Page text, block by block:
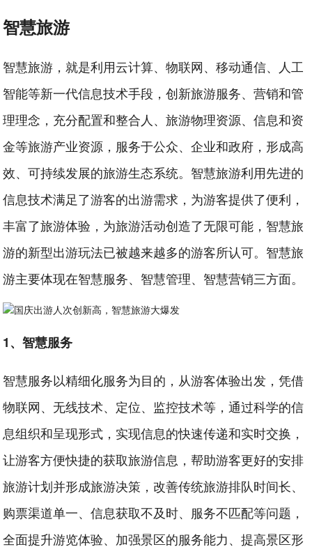
智慧旅游
智慧旅游，就是利用云计算、物联网、移动通信、人工
智能等新一代信息技术手段，创新旅游服务、营销和管
理理念，充分配置和整合人、旅游物理资源、信息和资
金等旅游产业资源，服务于公众、企业和政府，形成高
效、可持续发展的旅游生态系统。智慧旅游利用先进的
信息技术满足了游客的出游需求，为游客提供了便利，
丰富了旅游体验，为旅游活动创造了无限可能，智慧旅
游的新型出游玩法已被越来越多的游客所认可。智慧旅
游主要体现在智慧服务、智慧管理、智慧营销三方面。
1、智慧服务
智慧服务以精细化服务为目的，从游客体验出发，凭借
物联网、无线技术、定位、监控技术等，通过科学的信
息组织和呈现形式，实现信息的快速传递和实时交换，
让游客方便快捷的获取旅游信息，帮助游客更好的安排
旅游计划并形成旅游决策，改善传统旅游排队时间长、
购票渠道单一、信息获取不及时、服务不匹配等问题，
全面提升游览体验、加强景区的服务能力、提高景区形